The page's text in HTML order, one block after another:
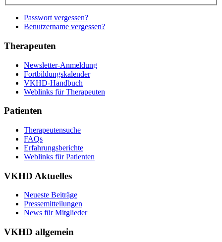
Passwort vergessen?
Benutzername vergessen?
Therapeuten
Newsletter-Anmeldung
Fortbildungskalender
VKHD-Handbuch
Weblinks für Therapeuten
Patienten
Therapeutensuche
FAQs
Erfahrungsberichte
Weblinks für Patienten
VKHD Aktuelles
Neueste Beiträge
Pressemitteilungen
News für Mitglieder
VKHD allgemein